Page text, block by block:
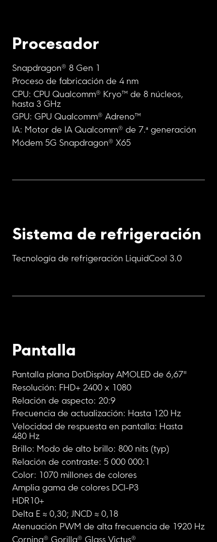
Procesador
Snapdragon® 8 Gen 1
Proceso de fabricación de 4 nm
CPU: CPU Qualcomm® Kryo™ de 8 núcleos,
hasta 3 GHz
GPU: GPU Qualcomm® Adreno™
IA: Motor de IA Qualcomm® de 7.ª generación
Módem 5G Snapdragon® X65
Sistema de refrigeración
Tecnología de refrigeración LiquidCool 3.0
Pantalla
Pantalla plana DotDisplay AMOLED de 6,67"
Resolución: FHD+ 2400 x 1080
Relación de aspecto: 20:9
Frecuencia de actualización: Hasta 120 Hz
Velocidad de respuesta en pantalla: Hasta
480 Hz
Brillo: Modo de alto brillo: 800 nits (typ)
Relación de contraste: 5 000 000:1
Color: 1070 millones de colores
Amplia gama de colores DCI-P3
HDR10+
Delta E ≈ 0,30; JNCD ≈ 0,18
Atenuación PWM de alta frecuencia de 1920 Hz
Corning® Gorilla® Glass Victus®